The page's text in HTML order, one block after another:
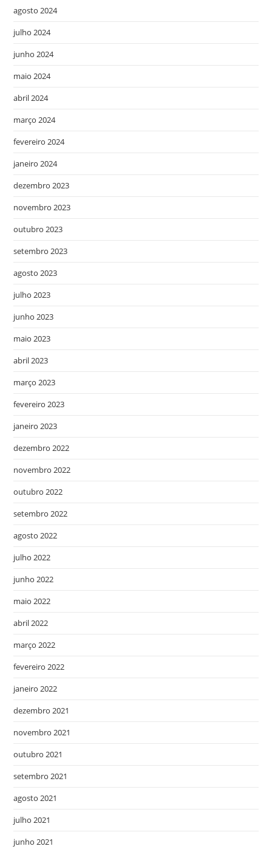
agosto 2024
julho 2024
junho 2024
maio 2024
abril 2024
março 2024
fevereiro 2024
janeiro 2024
dezembro 2023
novembro 2023
outubro 2023
setembro 2023
agosto 2023
julho 2023
junho 2023
maio 2023
abril 2023
março 2023
fevereiro 2023
janeiro 2023
dezembro 2022
novembro 2022
outubro 2022
setembro 2022
agosto 2022
julho 2022
junho 2022
maio 2022
abril 2022
março 2022
fevereiro 2022
janeiro 2022
dezembro 2021
novembro 2021
outubro 2021
setembro 2021
agosto 2021
julho 2021
junho 2021